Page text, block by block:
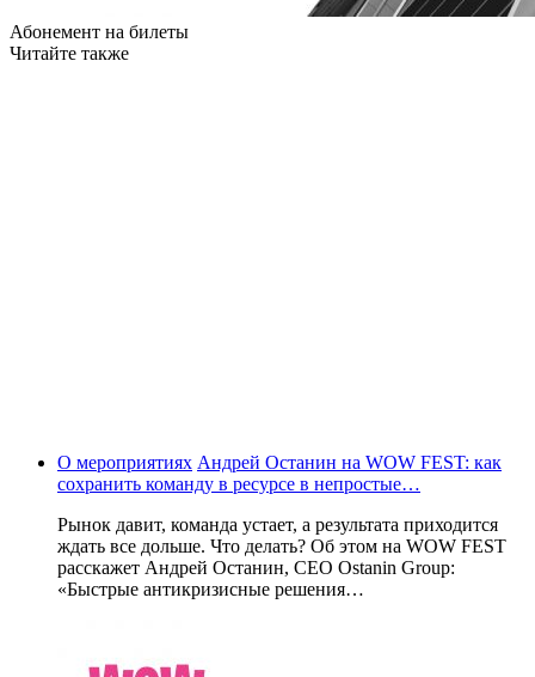
Абонемент на билеты
Читайте также
О мероприятиях Андрей Останин на WOW FEST: как
сохранить команду в ресурсе в непростые…
Рынок давит, команда устает, а результата приходится
ждать все дольше. Что делать? Об этом на WOW FEST
расскажет Андрей Останин, CEO Ostanin Group:
«Быстрые антикризисные решения…